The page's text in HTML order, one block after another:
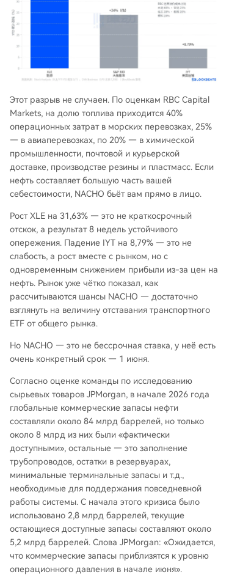
Этот разрыв не случаен. По оценкам RBC Capital
Markets, на долю топлива приходится 40%
операционных затрат в морских перевозках, 25%
— в авиаперевозках, по 20% — в химической
промышленности, почтовой и курьерской
доставке, производстве резины и пластмасс. Если
нефть составляет большую часть вашей
себестоимости, NACHO бьёт вам прямо в лицо.
Рост XLE на 31,63% — это не краткосрочный
отскок, а результат 8 недель устойчивого
опережения. Падение IYT на 8,79% — это не
слабость, а рост вместе с рынком, но с
одновременным снижением прибыли из-за цен на
нефть. Рынок уже чётко показал, как
рассчитываются шансы NACHO — достаточно
взглянуть на величину отставания транспортного
ETF от общего рынка.
Но NACHO — это не бессрочная ставка, у неё есть
очень конкретный срок — 1 июня.
Согласно оценке команды по исследованию
сырьевых товаров JPMorgan, в начале 2026 года
глобальные коммерческие запасы нефти
составляли около 84 млрд баррелей, но только
около 8 млрд из них были «фактически
доступными», остальные — это заполнение
трубопроводов, остатки в резервуарах,
минимальные терминальные запасы и т.д.,
необходимые для поддержания повседневной
работы системы. С начала этого кризиса было
использовано 2,8 млрд баррелей, текущие
остающиеся доступные запасы составляют около
5,2 млрд баррелей. Слова JPMorgan: «Ожидается,
что коммерческие запасы приблизятся к уровню
операционного давления в начале июня».